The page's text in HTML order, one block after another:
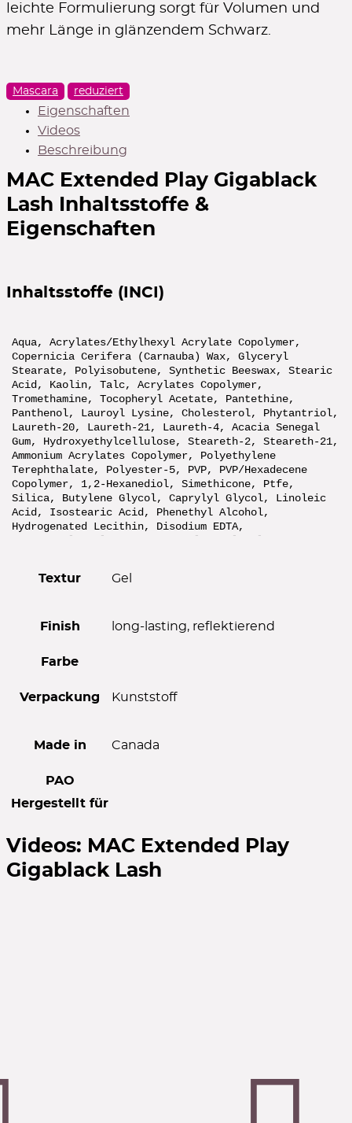
leichte Formulierung sorgt für Volumen und
mehr Länge in glänzendem Schwarz.
Mascara reduziert
Eigenschaften
Videos
Beschreibung
MAC Extended Play Gigablack
Lash Inhaltsstoffe &
Eigenschaften
Inhaltsstoffe (INCI)
Aqua, Acrylates/Ethylhexyl Acrylate Copolymer,
Copernicia Cerifera (Carnauba) Wax, Glyceryl
Stearate, Polyisobutene, Synthetic Beeswax, Stearic
Acid, Kaolin, Talc, Acrylates Copolymer,
Tromethamine, Tocopheryl Acetate, Pantethine,
Panthenol, Lauroyl Lysine, Cholesterol, Phytantriol,
Laureth-20, Laureth-21, Laureth-4, Acacia Senegal
Gum, Hydroxyethylcellulose, Steareth-2, Steareth-21,
Ammonium Acrylates Copolymer, Polyethylene
Terephthalate, Polyester-5, PVP, PVP/Hexadecene
Copolymer, 1,2-Hexanediol, Simethicone, Ptfe,
Silica, Butylene Glycol, Caprylyl Glycol, Linoleic
Acid, Isostearic Acid, Phenethyl Alcohol,
Hydrogenated Lecithin, Disodium EDTA,
Tetrahexyldecyl Ascorbate, Chloroxylenol, Potassium
77491), Iron Oxides (CI 77492), Iron Oxides (CI
Blue 1 (CI 42090), Blue 1 Lake (CI 42090), Bronze
Hydroxide Green (CI 77289), Chromium Oxide Greens
(CI 77288), Copper Powder (CI 77400), Ferric
Ferrocyanide (CI 77510), Ultramarines (CI 77007),
Textur Gel
Finish long-lasting, reflektierend
Farbe
Verpackung Kunststoff
Made in Canada
PAO
Hergestellt für
Videos: MAC Extended Play
Gigablack Lash